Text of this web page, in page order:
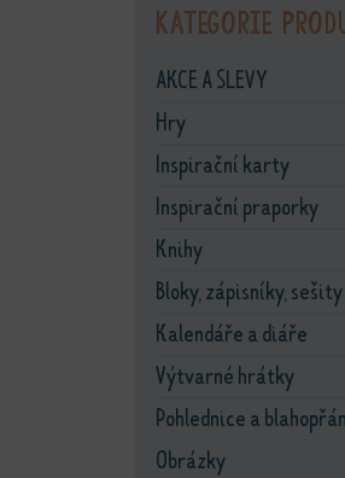
Kategorie
AKCE A SLEVY
Hry
Inspirační karty
Inspirační praporky
Knihy
Bloky, zápisníky, sešity
Kalendáře a diáře
Výtvarné hrátky
Pohlednice a
Obrázky